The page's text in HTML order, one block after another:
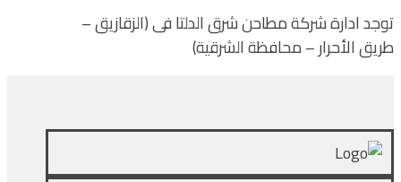
توجد ادارة شركة مطاحن شرق الدلتا فى (الزقازيق –
طريق الأحرار – محافظة الشرقية)